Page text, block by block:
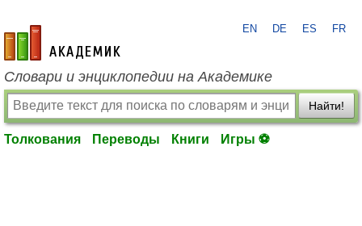
academic.ru
EN DE ES FR
Словари и энциклопедии на Академике
Найти!
Толкования Переводы Книги Игры ⚽